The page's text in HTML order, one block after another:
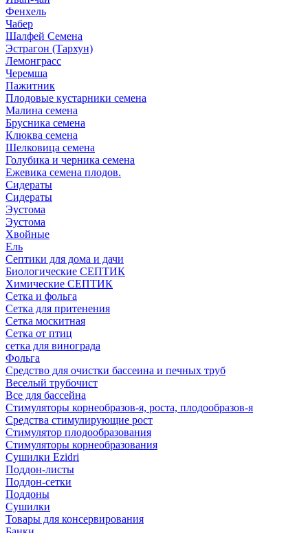
Фенхель
Чабер
Шалфей Семена
Эстрагон (Тархун)
Лемонграсс
Черемша
Пажитник
Плодовые кустарники семена
Малина семена
Брусника семена
Клюква семена
Шелковица семена
Голубика и черника семена
Ежевика семена плодов.
Сидераты
Сидераты
Эустома
Эустома
Хвойные
Ель
Септики для дома и дачи
Биологические СЕПТИК
Химические СЕПТИК
Сетка и фольга
Сетка для притенения
Сетка москитная
Сетка от птиц
сетка для винограда
Фольга
Средство для очистки бассеина и печных труб
Веселый трубочист
Все для бассейна
Стимуляторы корнеобразов-я, роста, плодообразов-я
Средства стимулирующие рост
Стимулятор плодообразования
Стимуляторы корнеобразования
Сушилки Ezidri
Поддон-листы
Поддон-сетки
Поддоны
Сушилки
Товары для консервирования